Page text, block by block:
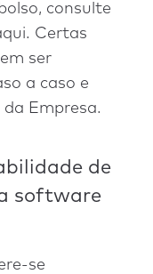
consulte
Certas
ser
a caso e
Empresa.
de
software
se